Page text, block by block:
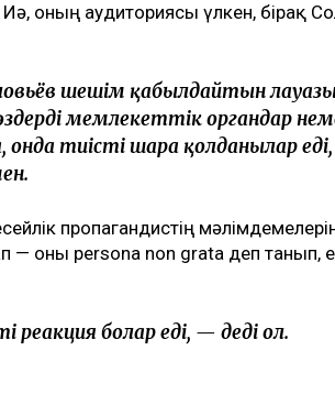
оның аудиториясы үлкен, бірақ
шешім қабылдайтын
мемлекеттік органдар
тиісті шара қолданылар
пропагандистің
— оны persona non grata деп танып,
болар еді, — деді ол.